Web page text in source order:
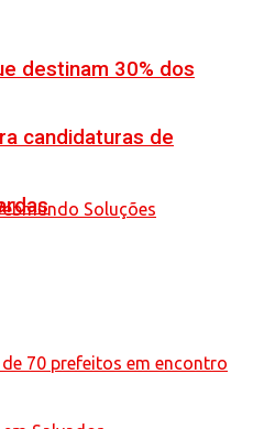
destinam 30% dos
candidaturas de
Soluções